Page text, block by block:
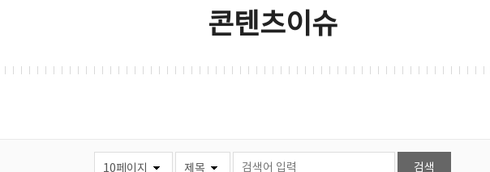
콘텐츠이슈